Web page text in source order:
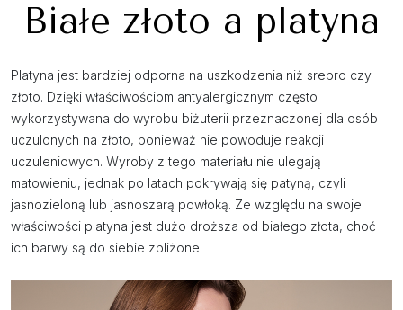
Białe złoto a platyna
Platyna jest bardziej odporna na uszkodzenia niż srebro czy
złoto. Dzięki właściwościom antyalergicznym często
wykorzystywana do wyrobu biżuterii przeznaczonej dla osób
uczulonych na złoto, ponieważ nie powoduje reakcji
uczuleniowych. Wyroby z tego materiału nie ulegają
matowieniu, jednak po latach pokrywają się patyną, czyli
jasnozieloną lub jasnoszarą powłoką. Ze względu na swoje
właściwości platyna jest dużo droższa od białego złota, choć
ich barwy są do siebie zbliżone.